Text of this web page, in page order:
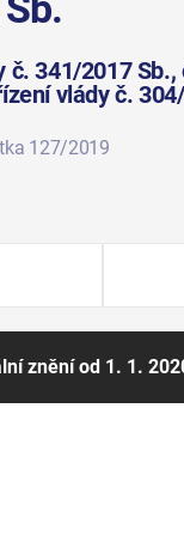
341/2017
vlády č.
127/2019
zněníod 1. 1.